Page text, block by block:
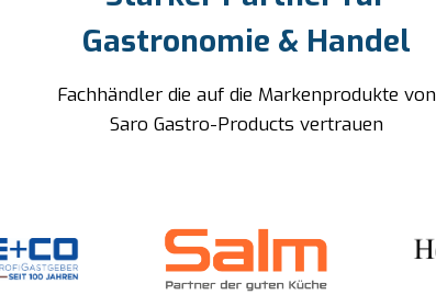
Gastronomie & Handel
Fachhändler die auf die Markenprodukte von
Saro Gastro-Products vertrauen